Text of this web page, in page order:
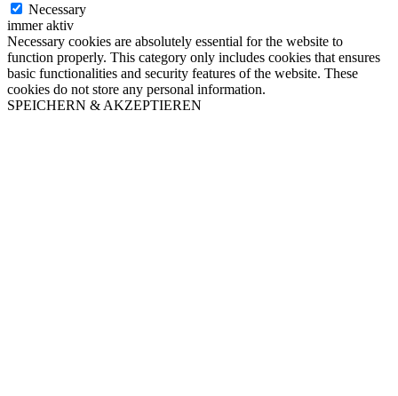
Necessary
immer aktiv
Necessary cookies are absolutely essential for the website to
function properly. This category only includes cookies that ensures
basic functionalities and security features of the website. These
cookies do not store any personal information.
SPEICHERN & AKZEPTIEREN